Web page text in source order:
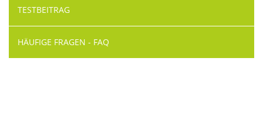
TESTBEITRAG
HÄUFIGE FRAGEN - FAQ